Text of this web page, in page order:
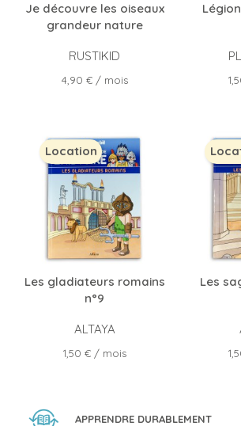
Je découvre les oiseaux
grandeur nature
RUSTIKID
Prix
4,90 €/ mois
Les gladiateurs romains
n°9
ALTAYA
Prix
1,50 €/ mois
Location
Les
APPRENDRE DURABLEMENT